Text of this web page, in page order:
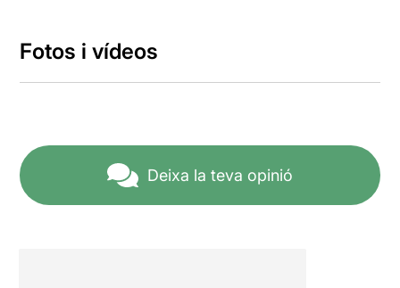
Fotos i vídeos
Deixa la teva opinió